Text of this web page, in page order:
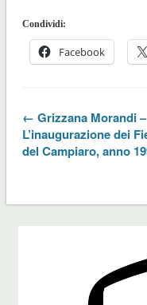
Condividi:
Facebook
← Grizzana Morandi –
L’inaugurazione dei
del Campiaro, anno